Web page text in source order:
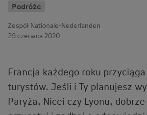
Podróże
Zespół Nationale-Nederlanden
29 czerwca 2020
Francja każdego roku
turystów. Jeśli i Ty planujesz
Paryża, Nicei czy Lyonu,